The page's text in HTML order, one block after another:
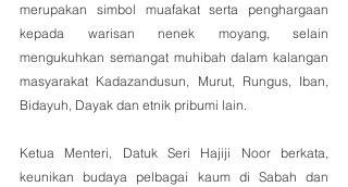
merupakan simbol muafakat serta penghargaan
kepada warisan nenek moyang, selain
mengukuhkan semangat muhibah dalam kalangan
masyarakat Kadazandusun, Murut, Rungus, Iban,
Bidayuh, Dayak dan etnik pribumi lain.
Ketua Menteri, Datuk Seri Hajiji Noor berkata,
keunikan budaya pelbagai kaum di Sabah dan